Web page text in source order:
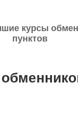
курсы
пунктов